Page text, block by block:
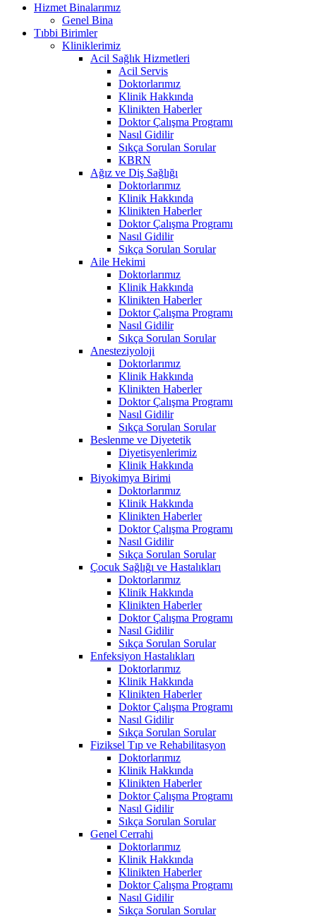
Hizmet Binalarımız
Genel Bina
Tıbbi Birimler
Kliniklerimiz
Acil Sağlık Hizmetleri
Acil Servis
Doktorlarımız
Klinik Hakkında
Klinikten Haberler
Doktor Çalışma Programı
Nasıl Gidilir
Sıkça Sorulan Sorular
KBRN
Ağız ve Diş Sağlığı
Doktorlarımız
Klinik Hakkında
Klinikten Haberler
Doktor Çalışma Programı
Nasıl Gidilir
Sıkça Sorulan Sorular
Aile Hekimi
Doktorlarımız
Klinik Hakkında
Klinikten Haberler
Doktor Çalışma Programı
Nasıl Gidilir
Sıkça Sorulan Sorular
Anesteziyoloji
Doktorlarımız
Klinik Hakkında
Klinikten Haberler
Doktor Çalışma Programı
Nasıl Gidilir
Sıkça Sorulan Sorular
Beslenme ve Diyetetik
Diyetisyenlerimiz
Klinik Hakkında
Biyokimya Birimi
Doktorlarımız
Klinik Hakkında
Klinikten Haberler
Doktor Çalışma Programı
Nasıl Gidilir
Sıkça Sorulan Sorular
Çocuk Sağlığı ve Hastalıkları
Doktorlarımız
Klinik Hakkında
Klinikten Haberler
Doktor Çalışma Programı
Nasıl Gidilir
Sıkça Sorulan Sorular
Enfeksiyon Hastalıkları
Doktorlarımız
Klinik Hakkında
Klinikten Haberler
Doktor Çalışma Programı
Nasıl Gidilir
Sıkça Sorulan Sorular
Fiziksel Tıp ve Rehabilitasyon
Doktorlarımız
Klinik Hakkında
Klinikten Haberler
Doktor Çalışma Programı
Nasıl Gidilir
Sıkça Sorulan Sorular
Genel Cerrahi
Doktorlarımız
Klinik Hakkında
Klinikten Haberler
Doktor Çalışma Programı
Nasıl Gidilir
Sıkça Sorulan Sorular